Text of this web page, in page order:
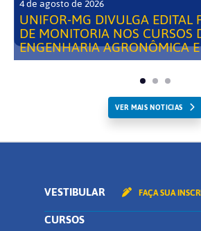
4 de agosto de 2026
UNIFOR-MG DIVULGA EDITAL
DE MONITORIA NOS CURSOS
ENGENHARIA AGRONÔMICA
VER MAIS NOTICIAS
VESTIBULAR FAÇA SUA
CURSOS